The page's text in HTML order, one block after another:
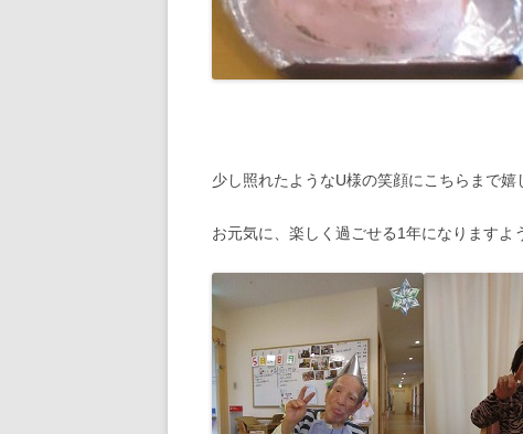
少し照れたようなU様の笑顔にこちらまで嬉
お元気に、楽しく過ごせる1年になりますよ